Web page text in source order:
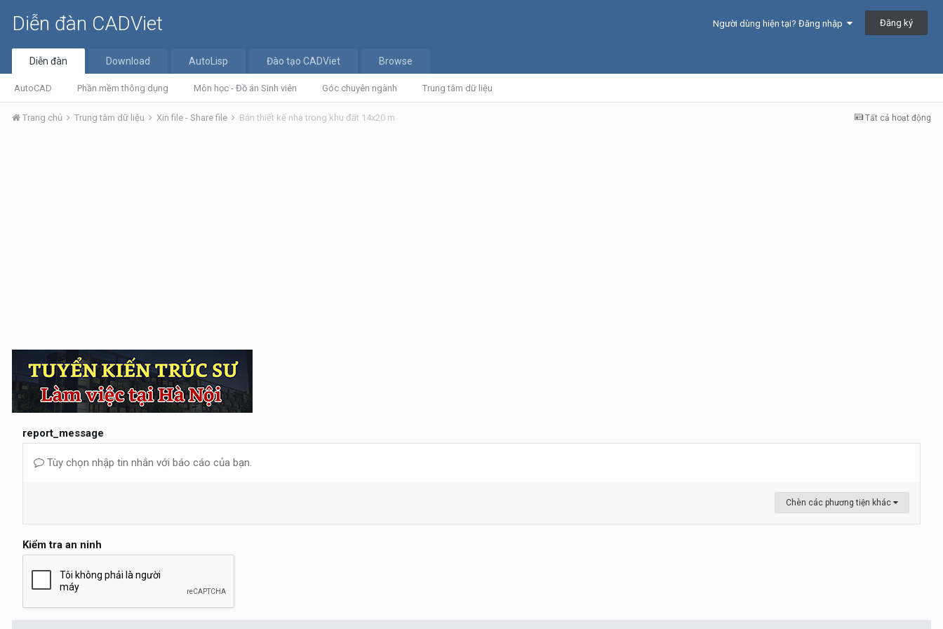
Diễn đàn CADViet Người dùng hiện tại? Đăng nhập Đăng ký
Diễn đàn
AutoCAD Phần mềm thông dụng Môn học - Đồ án Sinh viên Góc chuyên ngành Trung tâm dữ liệu
Download AutoLisp Đào tạo CADViet Browse
Tất cả hoạt động
Trang chủ Trung tâm dữ liệu Xin file - Share file Bản thiết kế nhà trong khu đất 14x20 m
report_message
Tùy chọn nhập tin nhắn với báo cáo của bạn.
Chèn các phương tiện khác
Kiểm tra an ninh